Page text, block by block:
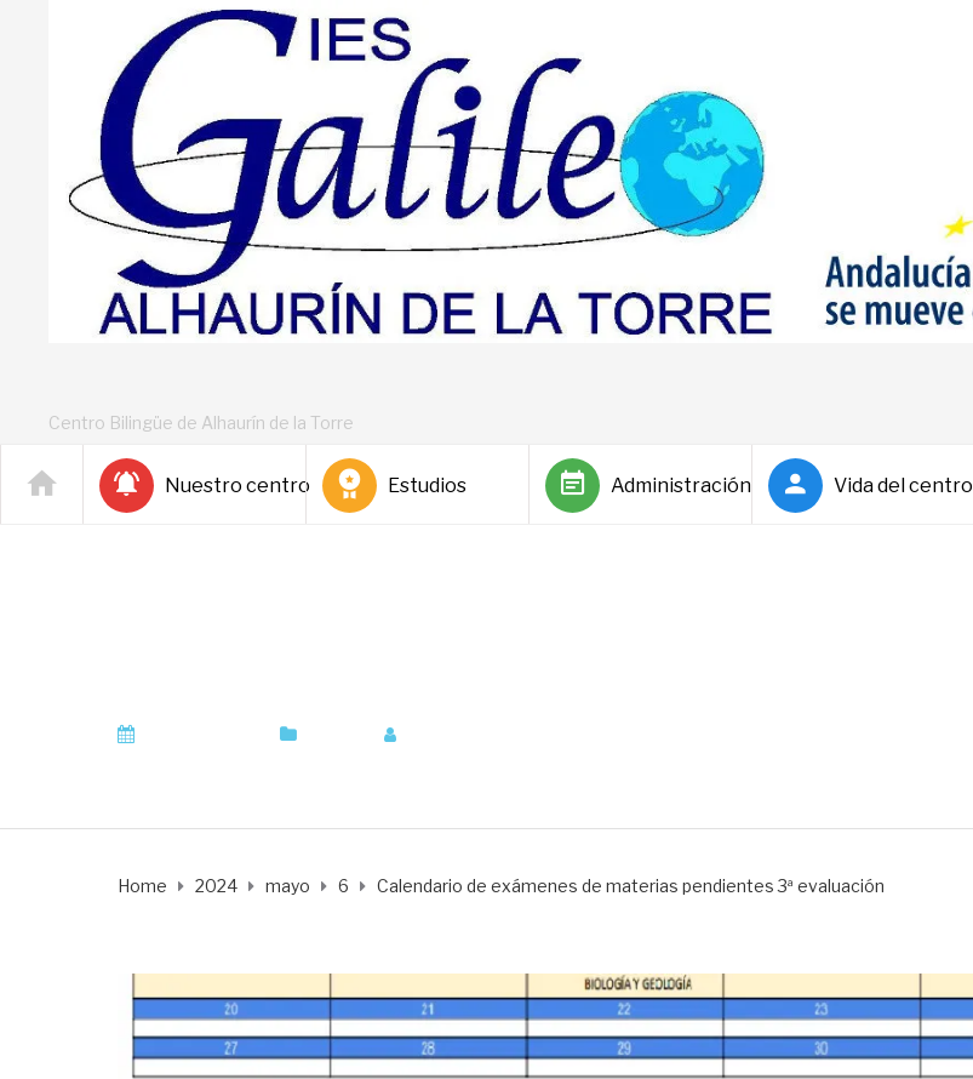
Centro Bilingüe de Alhaurín de la Torre
Nuestro centro Estudios Administración Vida del centro
Home 2024 mayo 6 Calendario de exámenes de materias pendientes 3ª evaluación